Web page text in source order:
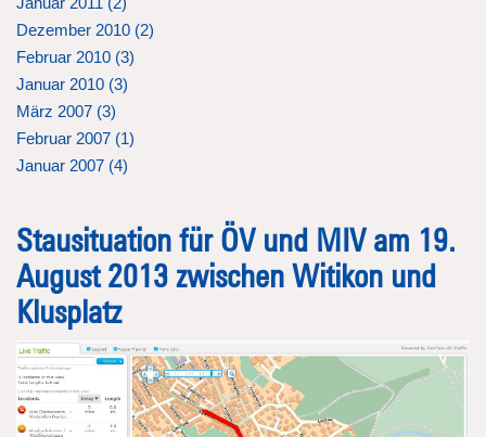
Dezember 2010 (2)
Februar 2010 (3)
Januar 2010 (3)
März 2007 (3)
Februar 2007 (1)
Januar 2007 (4)
Stausituation für ÖV und MIV am 19.
August 2013 zwischen Witikon und
Klusplatz